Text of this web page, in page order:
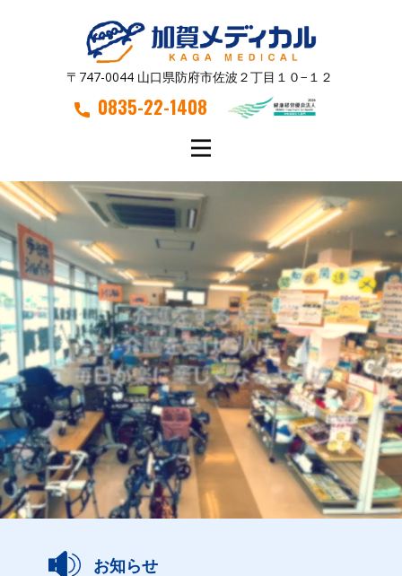
〒747-0044 山口県防府市佐波２丁目１０−１２
0835-22-1408
お知らせ